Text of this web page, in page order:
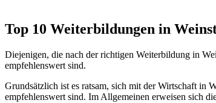
Top 10 Weiterbildungen in
Diejenigen, die nach der richtigen Weiterbildung in
empfehlenswert sind.
Grundsätzlich ist es ratsam, sich mit der Wirtschaft in
empfehlenswert sind. Im Allgemeinen erweisen sich